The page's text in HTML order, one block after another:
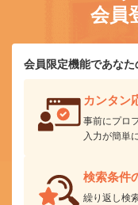
会員
会員限定機能であなた
カンタン
事前にプロ
入力が簡単
検索条件
繰り返し検